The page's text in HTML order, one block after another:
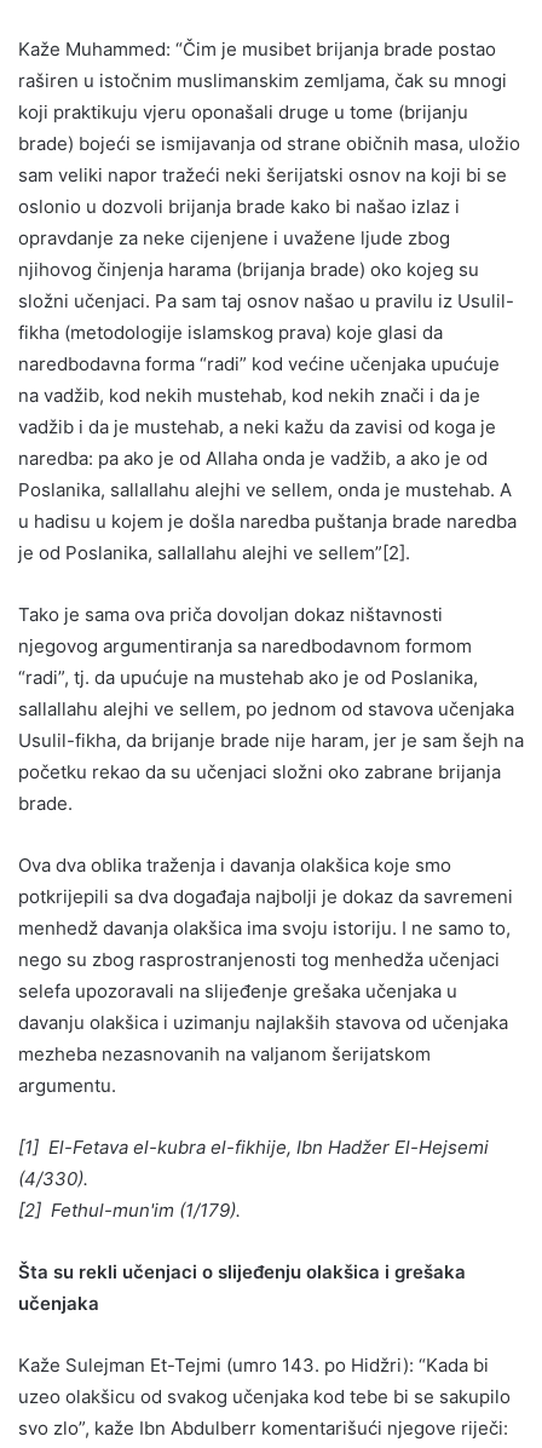
Kaže Muhammed: “Čim je musibet brijanja brade postao
raširen u istočnim muslimanskim zemljama, čak su mnogi
koji praktikuju vjeru oponašali druge u tome (brijanju
brade) bojeći se ismijavanja od strane običnih masa, uložio
sam veliki napor tražeći neki šerijatski osnov na koji bi se
oslonio u dozvoli brijanja brade kako bi našao izlaz i
opravdanje za neke cijenjene i uvažene ljude zbog
njihovog činjenja harama (brijanja brade) oko kojeg su
složni učenjaci. Pa sam taj osnov našao u pravilu iz Usulil-
fikha (metodologije islamskog prava) koje glasi da
naredbodavna forma “radi” kod većine učenjaka upućuje
na vadžib, kod nekih mustehab, kod nekih znači i da je
vadžib i da je mustehab, a neki kažu da zavisi od koga je
naredba: pa ako je od Allaha onda je vadžib, a ako je od
Poslanika, sallallahu alejhi ve sellem, onda je mustehab. A
u hadisu u kojem je došla naredba puštanja brade naredba
je od Poslanika, sallallahu alejhi ve sellem”[2].
Tako je sama ova priča dovoljan dokaz ništavnosti
njegovog argumentiranja sa naredbodavnom formom
“radi”, tj. da upućuje na mustehab ako je od Poslanika,
sallallahu alejhi ve sellem, po jednom od stavova učenjaka
Usulil-fikha, da brijanje brade nije haram, jer je sam šejh na
početku rekao da su učenjaci složni oko zabrane brijanja
brade.
Ova dva oblika traženja i davanja olakšica koje smo
potkrijepili sa dva događaja najbolji je dokaz da savremeni
menhedž davanja olakšica ima svoju istoriju. I ne samo to,
nego su zbog rasprostranjenosti tog menhedža učenjaci
selefa upozoravali na slijeđenje grešaka učenjaka u
davanju olakšica i uzimanju najlakših stavova od učenjaka
mezheba nezasnovanih na valjanom šerijatskom
argumentu.
[1] El-Fetava el-kubra el-fikhije, Ibn Hadžer El-Hejsemi
(4/330).
[2] Fethul-mun'im (1/179).
Šta su rekli učenjaci o slijeđenju olakšica i grešaka
učenjaka
Kaže Sulejman Et-Tejmi (umro 143. po Hidžri): “Kada bi
uzeo olakšicu od svakog učenjaka kod tebe bi se sakupilo
svo zlo”, kaže Ibn Abdulberr komentarišući njegove riječi: